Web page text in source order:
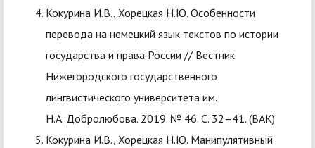
Кокурина И.В., Хорецкая Н.Ю. Особенности
перевода на немецкий язык текстов по истории
государства и права России // Вестник
Нижегородского государственного
лингвистического университета им.
Н.А. Добролюбова. 2019. № 46. С. 32–41. (ВАК)
Кокурина И.В., Хорецкая Н.Ю. Манипулятивный